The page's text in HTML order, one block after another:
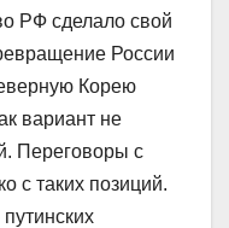
РФ сделало свой
России
Корею
вариант не
Переговоры с
с таких позиций.